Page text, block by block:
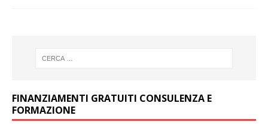
FINANZIAMENTI GRATUITI CONSULENZA E
FORMAZIONE